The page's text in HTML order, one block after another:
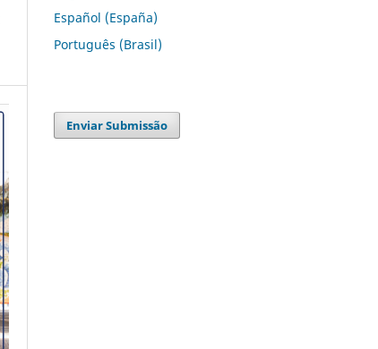
Español (España)
Português (Brasil)
Enviar Submissão